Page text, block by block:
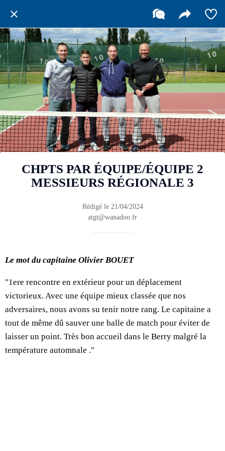
CHPTS PAR ÉQUIPE/ÉQUIPE 2
MESSIEURS RÉGIONALE 3
Rédigé le 21/04/2024
atgt@wanadoo.fr
Le mot du capitaine Olivier BOUET
"1ere rencontre en extérieur pour un déplacement
victorieux. Avec une équipe mieux classée que nos
adversaires, nous avons su tenir notre rang. Le capitaine a
tout de même dû sauver une balle de match pour éviter de
laisser un point. Très bon accueil dans le Berry malgré la
température automnale ."